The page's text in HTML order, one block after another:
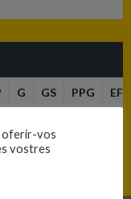
G GS PPG EFF
oferir-vos
vostres